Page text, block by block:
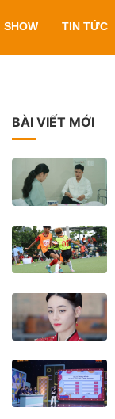
SHOW TIN TỨC
BÀI VIẾT MỚI